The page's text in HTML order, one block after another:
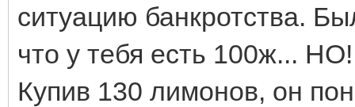
ситуацию банкротства.
что у тебя есть 100ж... НО!
Купив 130 лимонов, он